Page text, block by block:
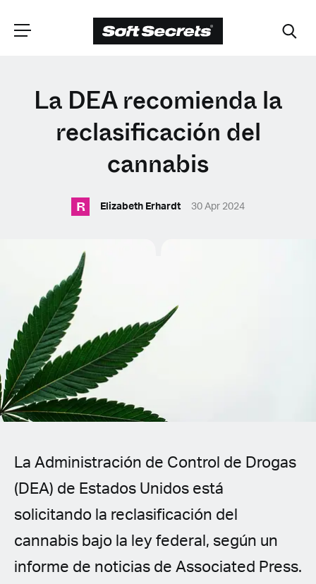
ELIGE TU
UBICACIÓN
English (United Kingdom)
English (United States)
Spanish (Spain)
Spanish (Latin America)
German
French
Czech
Polish
La DEA recomienda la
reclasificación del
cannabis
R Elizabeth Erhardt 30 Apr 2024
La Administración de Control de Drogas
(DEA) de Estados Unidos está
solicitando la reclasificación del
cannabis bajo la ley federal, según un
informe de noticias de Associated Press.